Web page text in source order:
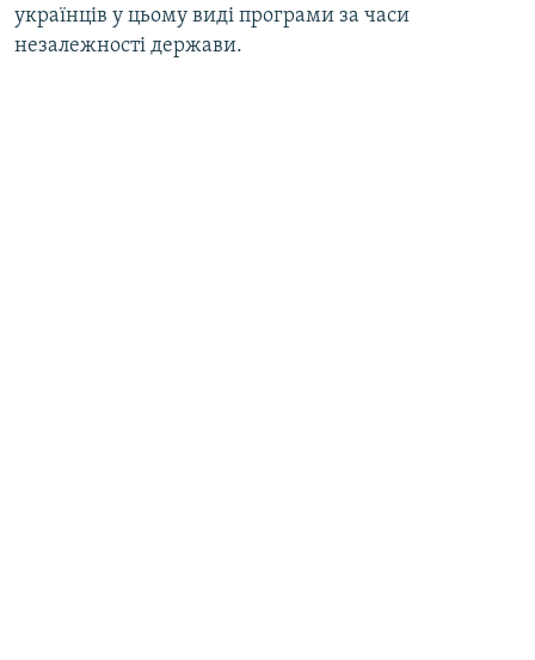
українців у цьому виді програми за часи
незалежності держави.